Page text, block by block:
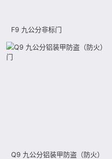
F9 九公分非标门
Q9 九公分铝装甲防盗（防火）